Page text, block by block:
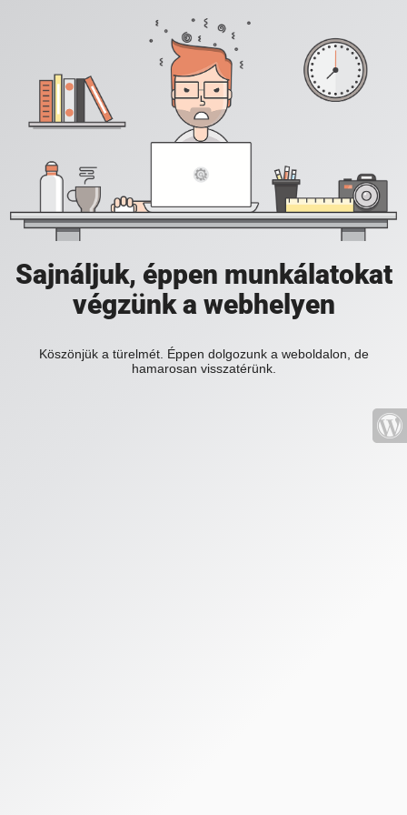
Sajnáljuk, éppen munkálatokat
végzünk a webhelyen
Köszönjük a türelmét. Éppen dolgozunk a weboldalon, de
hamarosan visszatérünk.